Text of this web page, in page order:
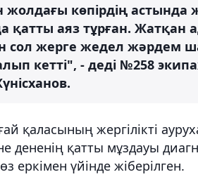
көпірдің
қатты аяз тұрған. Жатқан
сол жерге жедел жәрдем
кетті", - деді №258
қаласының жергілікті
дененің қатты мұздауы
еркімен үйінде жіберілген.